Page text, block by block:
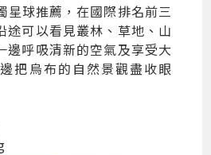
球推薦，在國際排名前三
途可以看見叢林、草地、山
邊呼吸清新的空氣及享受大
把烏布的自然景觀盡收眼